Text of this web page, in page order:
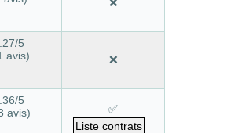
/5
avis)
❌
/5
avis)
✅
Liste contrats